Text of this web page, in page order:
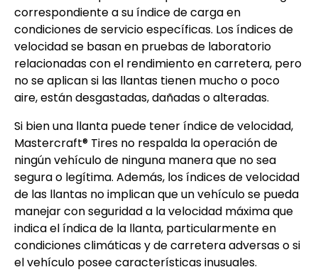
correspondiente a su índice de carga en
condiciones de servicio específicas. Los índices de
velocidad se basan en pruebas de laboratorio
relacionadas con el rendimiento en carretera, pero
no se aplican si las llantas tienen mucho o poco
aire, están desgastadas, dañadas o alteradas.
Si bien una llanta puede tener índice de velocidad,
Mastercraft® Tires no respalda la operación de
ningún vehículo de ninguna manera que no sea
segura o legítima. Además, los índices de velocidad
de las llantas no implican que un vehículo se pueda
manejar con seguridad a la velocidad máxima que
indica el índica de la llanta, particularmente en
condiciones climáticas y de carretera adversas o si
el vehículo posee características inusuales.